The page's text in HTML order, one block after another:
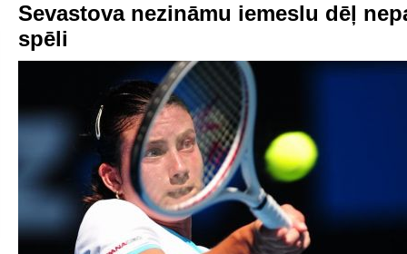
Sevastova nezināmu iemeslu dēļ
spēli